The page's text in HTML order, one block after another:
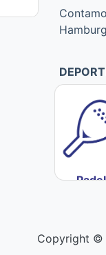
Padel
Copyright ©